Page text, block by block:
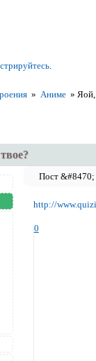
.
» Аниме »
http://
0